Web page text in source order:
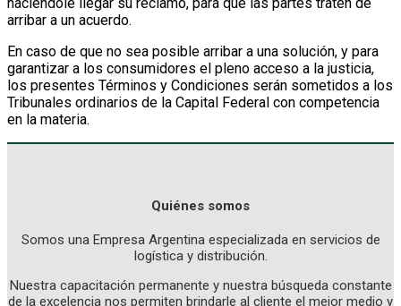
arribar a un acuerdo.
En caso de que no sea posible arribar a una solución, y para
garantizar a los consumidores el pleno acceso a la justicia,
los presentes Términos y Condiciones serán sometidos a los
Tribunales ordinarios de la Capital Federal con competencia
en la materia.
Quiénes somos
Somos una Empresa Argentina especializada en servicios de
logística y distribución.
Nuestra capacitación permanente y nuestra búsqueda constante
de la excelencia nos permiten brindarle al cliente el mejor medio y